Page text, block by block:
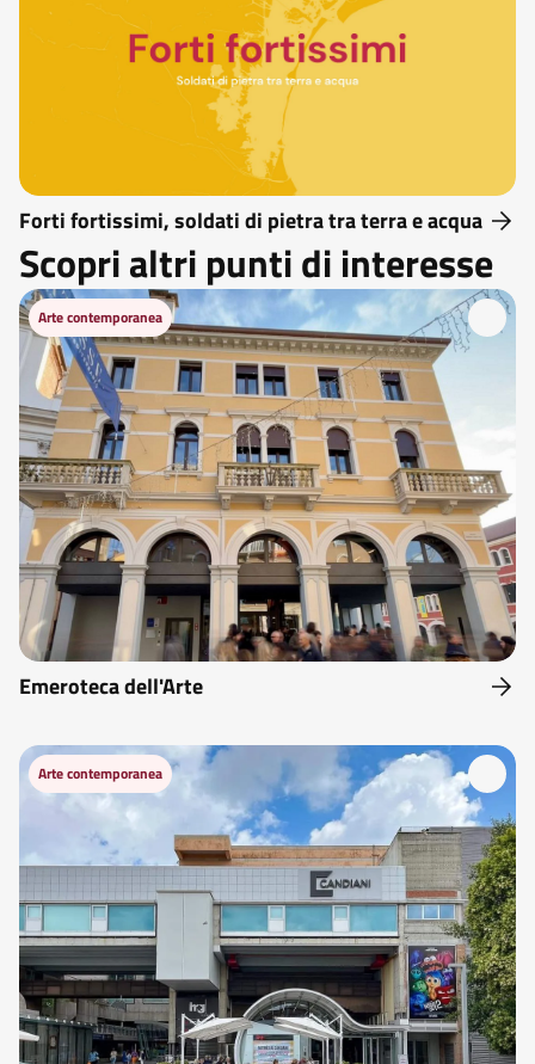
Forti fortissimi, soldati di pietra tra terra e acqua
Scopri altri punti di interesse
Arte contemporanea
Emeroteca dell'Arte
Arte contemporanea